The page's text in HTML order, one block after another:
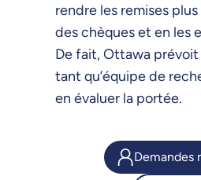
rendre les remises
des chèques et en les
De fait, Ottawa
tant qu’équipe de
en évaluer la portée.
Demandes